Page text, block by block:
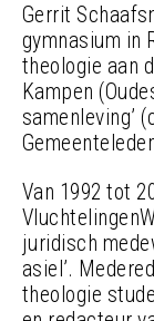
Gerrit
gymnasium in
theologie aan
Kampen
samenleving’
Van 1992 tot
juridisch
asiel’.
theologie